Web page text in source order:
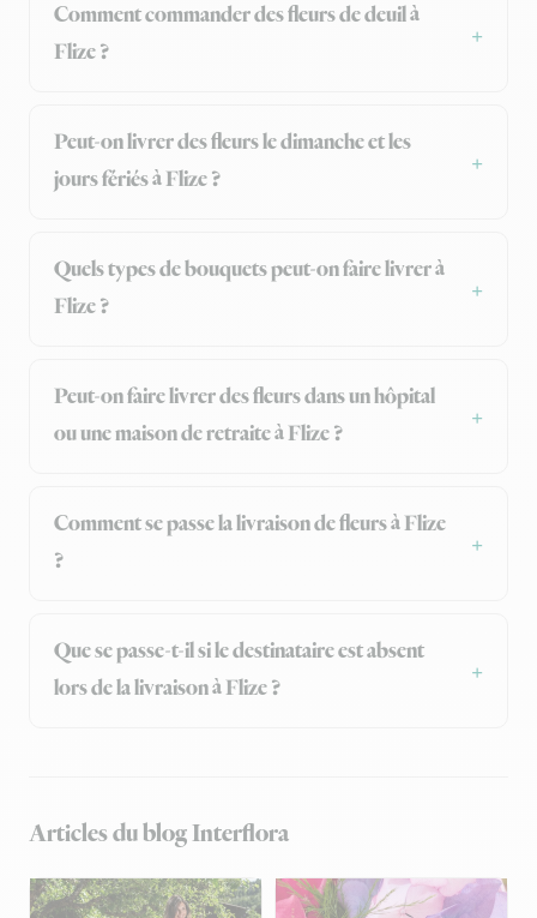
Comment commander des fleurs de deuil à
Flize ?
Peut-on livrer des fleurs le dimanche et les
jours fériés à Flize ?
Quels types de bouquets peut-on faire livrer à
Flize ?
Peut-on faire livrer des fleurs dans un hôpital
ou une maison de retraite à Flize ?
Comment se passe la livraison de fleurs à Flize
?
Que se passe-t-il si le destinataire est absent
lors de la livraison à Flize ?
Articles du blog Interflora